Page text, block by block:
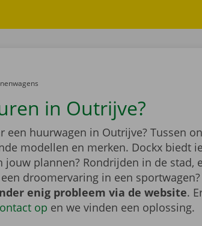
in Outrijve?
een huurwagen in Outrijve? Tussen
modellen en merken. Dockx biedt
jouw plannen? Rondrijden in de stad,
droomervaring in een sportwagen?
enig probleem via de website.
op en we vinden een oplossing.